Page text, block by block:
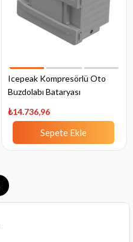
Icepeak Kompresörlü Oto
Buzdolabı Bataryası
₺14.736,96
Sepete Ekle